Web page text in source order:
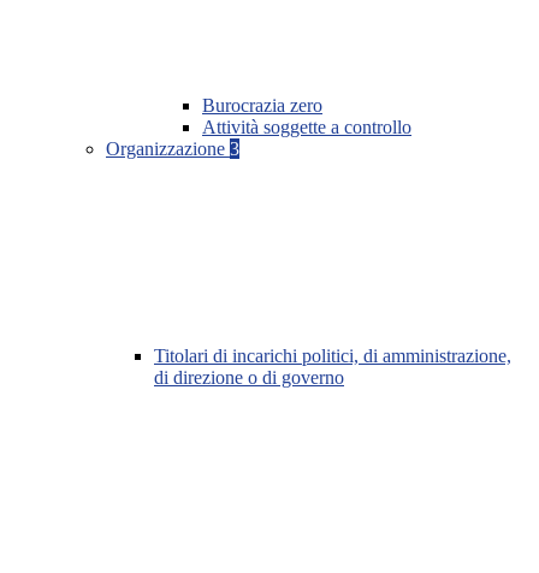
Burocrazia zero
Attività soggette a controllo
Organizzazione 3
Titolari di incarichi politici, di amministrazione,
di direzione o di governo